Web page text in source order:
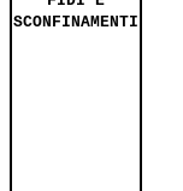
SCONFINAMENTI